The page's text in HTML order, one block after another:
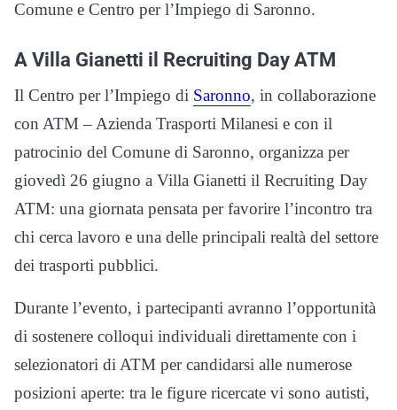
Comune e Centro per l’Impiego di Saronno.
A Villa Gianetti il Recruiting Day ATM
Il Centro per l’Impiego di Saronno, in collaborazione
con ATM – Azienda Trasporti Milanesi e con il
patrocinio del Comune di Saronno, organizza per
giovedì 26 giugno a Villa Gianetti il Recruiting Day
ATM: una giornata pensata per favorire l’incontro tra
chi cerca lavoro e una delle principali realtà del settore
dei trasporti pubblici.
Durante l’evento, i partecipanti avranno l’opportunità
di sostenere colloqui individuali direttamente con i
selezionatori di ATM per candidarsi alle numerose
posizioni aperte: tra le figure ricercate vi sono autisti,